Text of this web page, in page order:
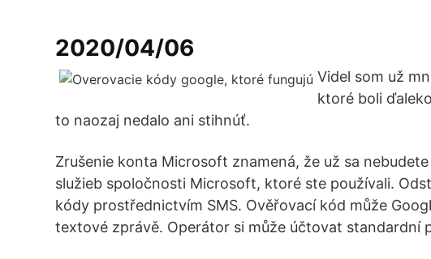
2020/04/06
Videl som už
ktoré boli
to naozaj nedalo ani stihnúť.
Zrušenie konta Microsoft znamená, že už sa
služieb spoločnosti Microsoft, ktoré ste používali.
kódy prostřednictvím SMS. Ověřovací kód může
textové zprávě. Operátor si může účtovat standardní